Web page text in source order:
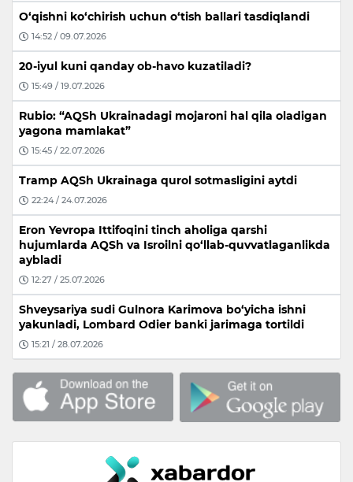
O‘qishni ko‘chirish uchun o‘tish ballari tasdiqlandi
14:52 / 09.07.2026
20-iyul kuni qanday ob-havo kuzatiladi?
15:49 / 19.07.2026
Rubio: “AQSh Ukrainadagi mojaroni hal qila oladigan
yagona mamlakat”
15:45 / 22.07.2026
Tramp AQSh Ukrainaga qurol sotmasligini aytdi
22:24 / 24.07.2026
Eron Yevropa Ittifoqini tinch aholiga qarshi
hujumlarda AQSh va Isroilni qo‘llab-quvvatlaganlikda
aybladi
12:27 / 25.07.2026
Shveysariya sudi Gulnora Karimova bo‘yicha ishni
yakunladi, Lombard Odier banki jarimaga tortildi
15:21 / 28.07.2026